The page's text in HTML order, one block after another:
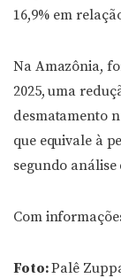
16,9% em
Na Amazônia,
2025, uma
desmatamento
que equivale à
segundo
Com
Foto:Palê